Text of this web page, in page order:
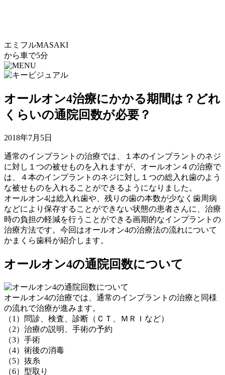
エミフルMASAKI
から車で5分
オールオン4治療にかかる期間は？どれ
くらいの通院回数が必要？
2018年7月5日
通常のインプラントの治療では、１本のインプラントのネジ
に対し１つの被せものを入れますが、オールオン４の治療で
は、４本のインプラントのネジに対し１つの総入れ歯のよう
な被せものを入れることができるようになりました。
オールオン4は総入れ歯や、残りの歯の本数が少なく歯周病
などにより保存することができない状態の患者さんに、治療
時の負担の軽減を行うことができる画期的なインプラントの
治療方法です。今回はオールオン4の治療法の流れについて
かまくら歯科が紹介します。
オールオン4の通院回数について
オールオン4の治療では、通常のインプラントの治療と同様
の流れで治療が進みます。
（1）問診、検査、診断（ＣＴ、ＭＲＩなど）
（2）治療の説明、手術の予約
（3）手術
（4）術後の消毒
（5）抜糸
（6）型取り